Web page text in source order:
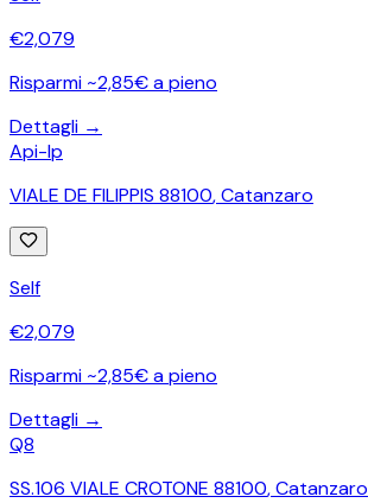
€2,079
Risparmi ~2,85€ a pieno
Dettagli →
Api-Ip
VIALE DE FILIPPIS 88100,Catanzaro
Self
€2,079
Risparmi ~2,85€ a pieno
Dettagli →
Q8
SS.106 VIALE CROTONE 88100,Catanzaro